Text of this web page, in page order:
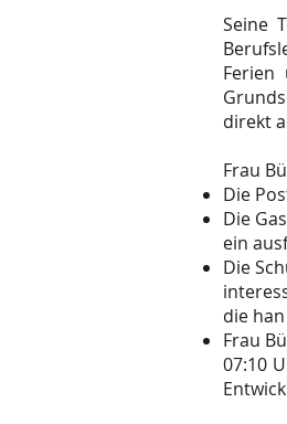
Seine
direkt
Frau
Die
Die
ein
Die
die
Frau
07:10